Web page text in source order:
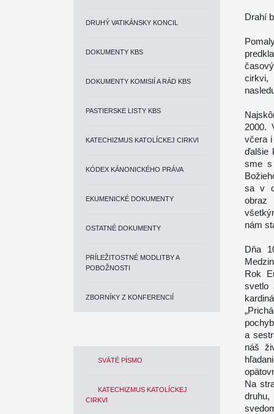
DRUHÝ VATIKÁNSKY KONCIL
DOKUMENTY KBS
DOKUMENTY KOMISIÍ A RÁD KBS
PASTIERSKE LISTY KBS
KATECHIZMUS KATOLÍCKEJ CIRKVI
KÓDEX KÁNONICKÉHO PRÁVA
EKUMENICKÉ DOKUMENTY
OSTATNÉ DOKUMENTY
PRÍLEŽITOSTNÉ MODLITBY A
POBOŽNOSTI
ZBORNÍKY Z KONFERENCIÍ
SVÄTÉ PÍSMO
KATECHIZMUS KATOLÍCKEJ
CIRKVI
Drahí
2000.
včera i
ďalšie
sme s
sa v
obraz
nám
Dňa
Rok
svetlo
a
náš
Na